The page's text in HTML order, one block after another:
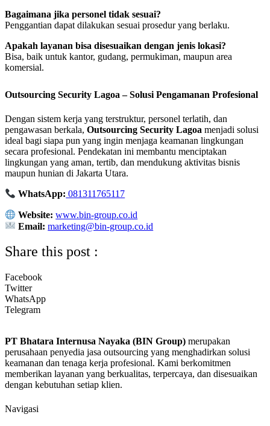
Bagaimana jika personel tidak sesuai?
Penggantian dapat dilakukan sesuai prosedur yang berlaku.
Apakah layanan bisa disesuaikan dengan jenis lokasi?
Bisa, baik untuk kantor, gudang, permukiman, maupun area
komersial.
Outsourcing Security Lagoa – Solusi Pengamanan Profesional
Dengan sistem kerja yang terstruktur, personel terlatih, dan
pengawasan berkala, Outsourcing Security Lagoa menjadi solusi
ideal bagi siapa pun yang ingin menjaga keamanan lingkungan
secara profesional. Pendekatan ini membantu menciptakan
lingkungan yang aman, tertib, dan mendukung aktivitas bisnis
maupun hunian di Jakarta Utara.
WhatsApp: 081311765117
Website: www.bin-group.co.id
Email: marketing@bin-group.co.id
Share this post :
Facebook
Twitter
WhatsApp
Telegram
PT Bhatara Internusa Nayaka (BIN Group) merupakan
perusahaan penyedia jasa outsourcing yang menghadirkan solusi
keamanan dan tenaga kerja profesional. Kami berkomitmen
memberikan layanan yang berkualitas, terpercaya, dan disesuaikan
dengan kebutuhan setiap klien.
Navigasi